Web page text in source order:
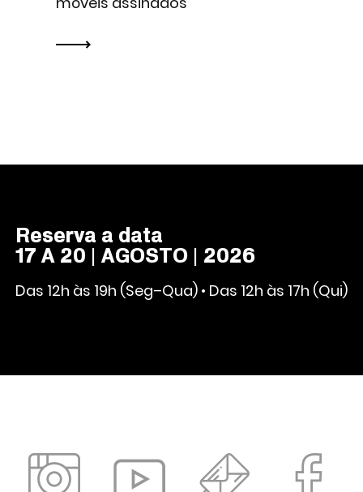
Reserva a data
17 A 20 | AGOSTO | 2026
Das 12h às 19h (Seg–Qua) • Das 12h às 17h (Qui)